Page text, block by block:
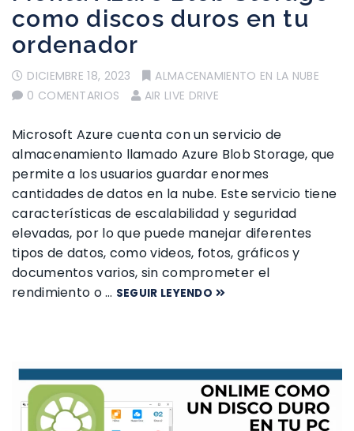
como discos duros en tu
ordenador
DICIEMBRE 18, 2023
ALMACENAMIENTO EN LA NUBE
0 COMENTARIOS
AIR LIVE DRIVE
Microsoft Azure cuenta con un servicio de
almacenamiento llamado Azure Blob Storage, que
permite a los usuarios guardar enormes
cantidades de datos en la nube. Este servicio tiene
características de escalabilidad y seguridad
elevadas, por lo que puede manejar diferentes
tipos de datos, como videos, fotos, gráficos y
documentos varios, sin comprometer el
rendimiento o … SEGUIR LEYENDO